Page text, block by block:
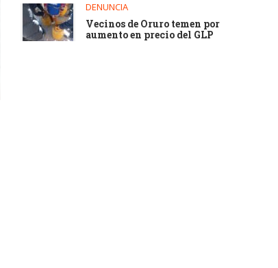
DENUNCIA
Vecinos de Oruro temen por
aumento en precio del GLP